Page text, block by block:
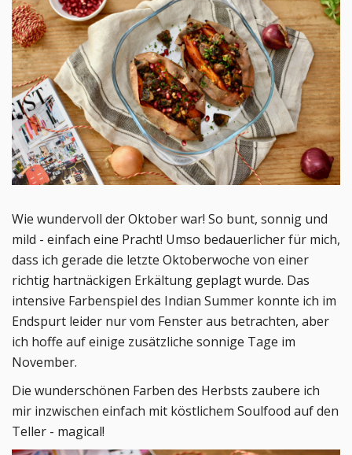
Wie wundervoll der Oktober war! So bunt, sonnig und
mild - einfach eine Pracht! Umso bedauerlicher für mich,
dass ich gerade die letzte Oktoberwoche von einer
richtig hartnäckigen Erkältung geplagt wurde. Das
intensive Farbenspiel des Indian Summer konnte ich im
Endspurt leider nur vom Fenster aus betrachten, aber
ich hoffe auf einige zusätzliche sonnige Tage im
November.
Die wunderschönen Farben des Herbsts zaubere ich
mir inzwischen einfach mit köstlichem Soulfood auf den
Teller - magical!